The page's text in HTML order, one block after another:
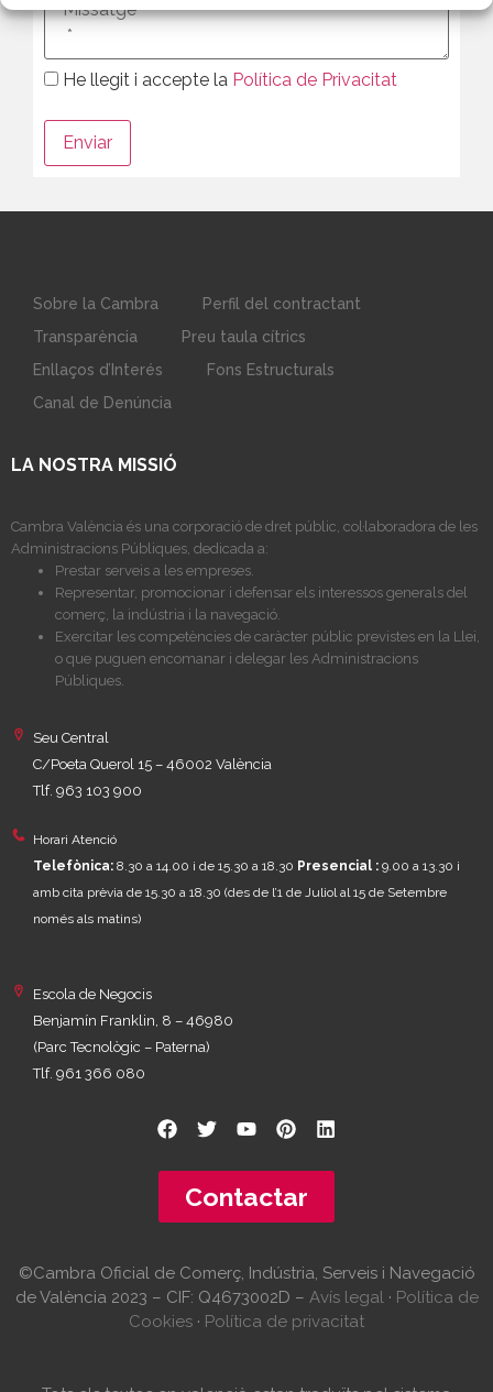
He llegit i accepte la Política de Privacitat
Sobre la Cambra
Perfil del contractant
Transparència
Preu taula cítrics
Enllaços d’Interés
Fons Estructurals
Canal de Denúncia
LA NOSTRA MISSIÓ
Cambra València és una corporació de dret públic, col·laboradora de les
Administracions Públiques, dedicada a:
Prestar serveis a les empreses.
Representar, promocionar i defensar els interessos generals del
comerç, la indústria i la navegació.
Exercitar les competències de caràcter públic previstes en la Llei,
o que puguen encomanar i delegar les Administracions
Públiques.
Seu Central
C/Poeta Querol 15 – 46002 València
Tlf. 963 103 900
Horari Atenció
Telefònica: 8.30 a 14.00 i de 15.30 a 18.30 Presencial : 9.00 a 13.30 i
amb cita prèvia de 15.30 a 18.30 (des de l’1 de Juliol al 15 de Setembre
només als matins)
Escola de Negocis
Benjamín Franklin, 8 – 46980
(Parc Tecnològic – Paterna)
Tlf. 961 366 080
Contactar
©Cambra Oficial de Comerç, Indústria, Serveis i Navegació
de València 2023 – CIF: Q4673002D – Avís legal · Política de
Cookies · Política de privacitat